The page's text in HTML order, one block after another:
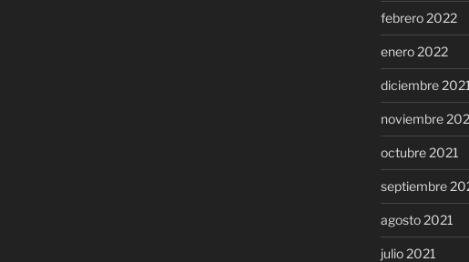
febrero 2022
enero 2022
diciembre
noviembre
octubre 2021
septiembre
agosto 2021
julio 2021